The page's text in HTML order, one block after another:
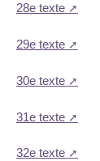
28e texte
29e texte
30e texte
31e texte
32e texte